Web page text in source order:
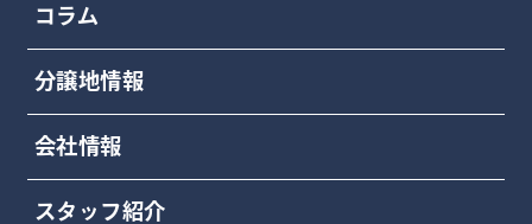
コラム
分譲地情報
会社情報
スタッフ紹介